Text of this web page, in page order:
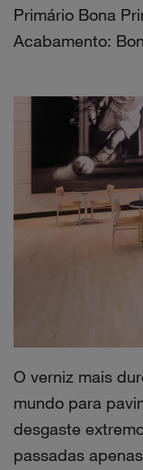
Primário Bona
Acabamento:
O verniz mais
mundo para
desgaste
passadas